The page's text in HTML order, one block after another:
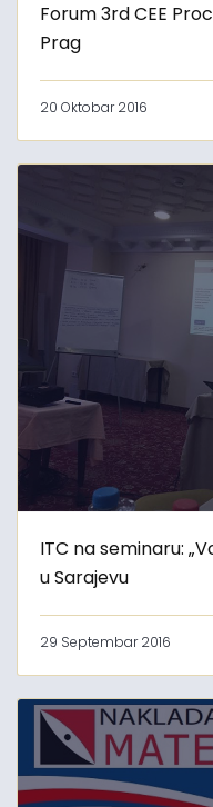
Forum 3rd CEE
Prag
20 Oktobar 2016
ITC na seminaru:
u Sarajevu
29 Septembar 2016